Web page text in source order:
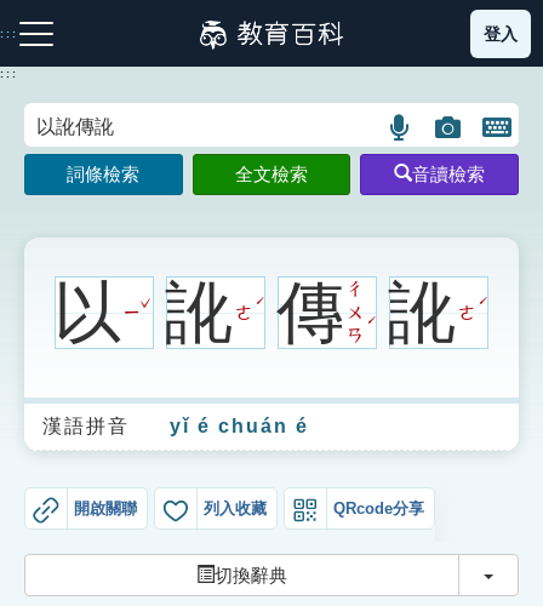
到
主
:::
注音索引圖示 筆畫索引圖示 部首索引表圖示
生字詞彙表
成語故事
索引選單
登入
:::
語
言
搜
示
圖
片
搜
示
開
鍵
圖
詞條檢索 全文檢索 音讀檢索
以ㄧ
ˇ訛ㄜ
ˊ 傳ㄔ
ㄨ
ㄢ
ˊ 訛ㄜ
ˊ
漢語拼音 yǐ é chuán é
開啟關聯 列入收藏 QRcode分享
切換辭典 切換